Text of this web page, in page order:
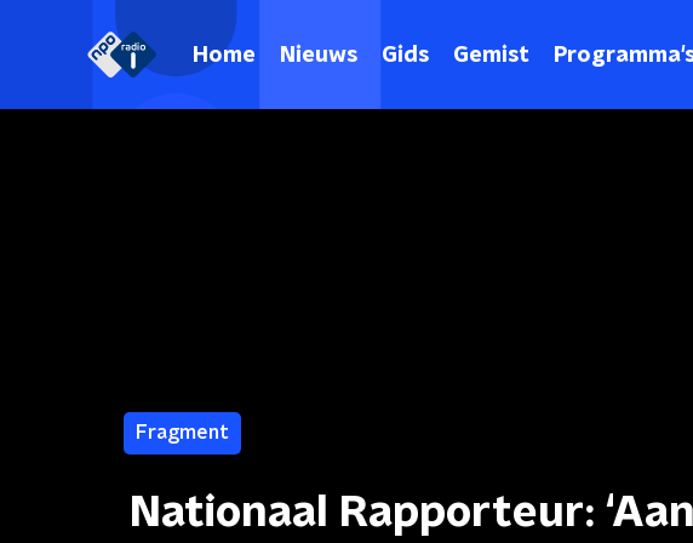
Home Nieuws Gids Gemist
Fragment
Nationaal Rapporteur: